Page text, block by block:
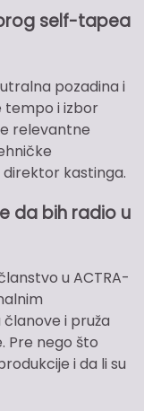
self-tapea
pozadina i
tempo i izbor
relevantne
kastinga.
da bih radio u
u ACTRA-
i pruža
Pre nego što
i da li su